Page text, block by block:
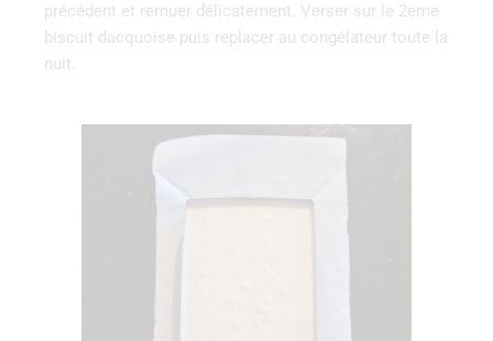
précédent et remuer délicatement. Verser sur le 2eme
biscuit dacquoise puis replacer au congélateur toute la
nuit.